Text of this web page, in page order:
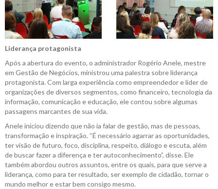
Liderança protagonista
Após a abertura do evento, o administrador Rogério Anele, mestre
em Gestão de Negócios, ministrou uma palestra sobre liderança
protagonista. Com larga experiência como empreendedor e líder de
organizações de diversos segmentos, como financeiro, tecnologia da
informação, comunicação e educação, ele contou sobre algumas
passagens marcantes de sua vida.
Anele iniciou dizendo que não ia falar de gestão, mas de pessoas,
transformação e inspiração. “É necessário agarrar as oportunidades,
ter visão de futuro, foco, disciplina, respeito, diálogo e escuta, além
de buscar fazer a diferença e ter autoconhecimento”, disse. Ele
também abordou outros assuntos, entre os quais, para que serve a
liderança, como para ter resultado, ser exemplo de cidadão, tornar o
mundo melhor e estar bem consigo mesmo.